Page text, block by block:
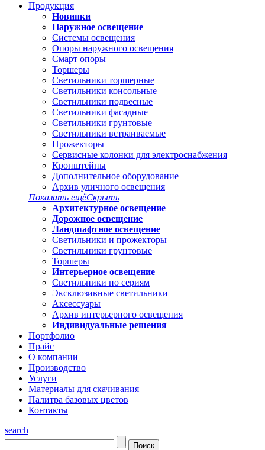
Продукция
Новинки
Наружное освещение
Системы освещения
Опоры наружного освещения
Смарт опоры
Торшеры
Светильники торшерные
Светильники консольные
Светильники подвесные
Светильники фасадные
Светильники грунтовые
Светильники встраиваемые
Прожекторы
Сервисные колонки для электроснабжения
Кронштейны
Дополнительное оборудование
Архив уличного освещения
Показать ещёСкрыть
Архитектурное освещение
Дорожное освещение
Ландшафтное освещение
Светильники и прожекторы
Светильники грунтовые
Торшеры
Интерьерное освещение
Светильники по сериям
Эксклюзивные светильники
Аксессуары
Архив интерьерного освещения
Индивидуальные решения
Портфолио
Прайс
О компании
Производство
Услуги
Материалы для скачивания
Палитра базовых цветов
Контакты
search